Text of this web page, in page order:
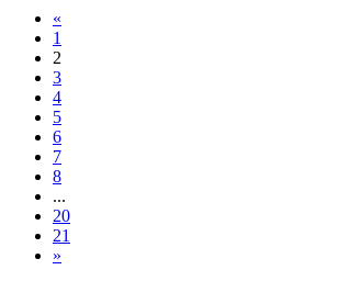
«
1
2
3
4
5
6
7
8
...
20
21
»